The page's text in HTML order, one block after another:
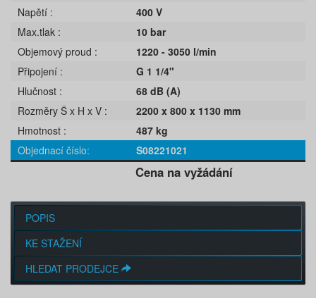
Napětí
400 V
Max.tlak
10 bar
Objemový proud
1220 - 3050 l/min
Připojení
G 1 1/4"
Hlučnost
68 dB (A)
Rozměry Š x H x V
2200 x 800 x 1130 mm
Hmotnost
487 kg
Objednací číslo
S08221021
Cena na vyžádání
POPIS
KE STAŽENÍ
HLEDAT PRODEJCE